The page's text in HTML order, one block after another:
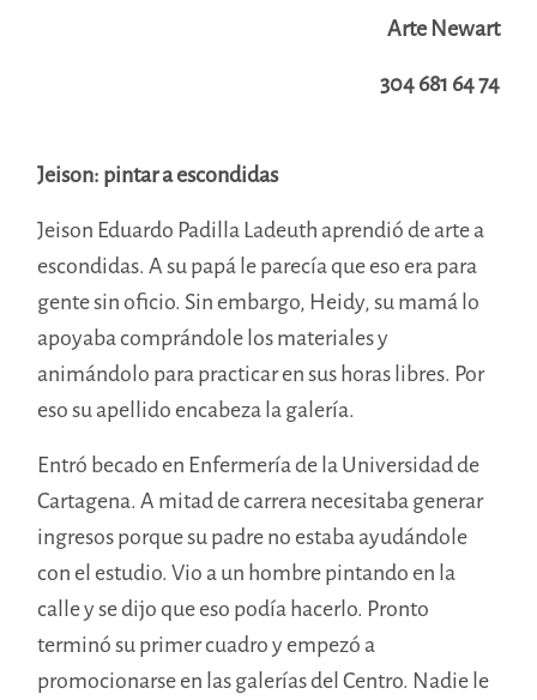
Arte Newart
304 681 64 74
Jeison: pintar a escondidas
Jeison Eduardo Padilla Ladeuth aprendió de arte a
escondidas. A su papá le parecía que eso era para
gente sin oficio. Sin embargo, Heidy, su mamá lo
apoyaba comprándole los materiales y
animándolo para practicar en sus horas libres. Por
eso su apellido encabeza la galería.
Entró becado en Enfermería de la Universidad de
Cartagena. A mitad de carrera necesitaba generar
ingresos porque su padre no estaba ayudándole
con el estudio. Vio a un hombre pintando en la
calle y se dijo que eso podía hacerlo. Pronto
terminó su primer cuadro y empezó a
promocionarse en las galerías del Centro. Nadie le